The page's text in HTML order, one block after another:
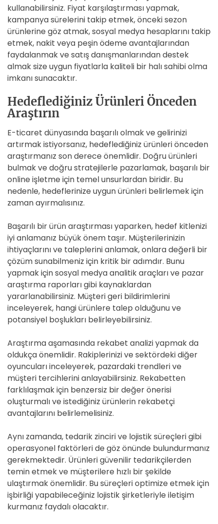
kullanabilirsiniz. Fiyat karşılaştırması yapmak,
kampanya sürelerini takip etmek, önceki sezon
ürünlerine göz atmak, sosyal medya hesaplarını takip
etmek, nakit veya peşin ödeme avantajlarından
faydalanmak ve satış danışmanlarından destek
almak size uygun fiyatlarla kaliteli bir halı sahibi olma
imkanı sunacaktır.
Hedeflediğiniz Ürünleri Önceden
Araştırın
E-ticaret dünyasında başarılı olmak ve gelirinizi
artırmak istiyorsanız, hedeflediğiniz ürünleri önceden
araştırmanız son derece önemlidir. Doğru ürünleri
bulmak ve doğru stratejilerle pazarlamak, başarılı bir
online işletme için temel unsurlardan biridir. Bu
nedenle, hedeflerinize uygun ürünleri belirlemek için
zaman ayırmalısınız.
Başarılı bir ürün araştırması yaparken, hedef kitlenizi
iyi anlamanız büyük önem taşır. Müşterilerinizin
ihtiyaçlarını ve taleplerini anlamak, onlara değerli bir
çözüm sunabilmeniz için kritik bir adımdır. Bunu
yapmak için sosyal medya analitik araçları ve pazar
araştırma raporları gibi kaynaklardan
yararlanabilirsiniz. Müşteri geri bildirimlerini
inceleyerek, hangi ürünlere talep olduğunu ve
potansiyel boşlukları belirleyebilirsiniz.
Araştırma aşamasında rekabet analizi yapmak da
oldukça önemlidir. Rakiplerinizi ve sektördeki diğer
oyuncuları inceleyerek, pazardaki trendleri ve
müşteri tercihlerini anlayabilirsiniz. Rekabetten
farklılaşmak için benzersiz bir değer önerisi
oluşturmalı ve istediğiniz ürünlerin rekabetçi
avantajlarını belirlemelisiniz.
Aynı zamanda, tedarik zinciri ve lojistik süreçleri gibi
operasyonel faktörleri de göz önünde bulundurmanız
gerekmektedir. Ürünleri güvenilir tedarikçilerden
temin etmek ve müşterilere hızlı bir şekilde
ulaştırmak önemlidir. Bu süreçleri optimize etmek için
işbirliği yapabileceğiniz lojistik şirketleriyle iletişim
kurmanız faydalı olacaktır.